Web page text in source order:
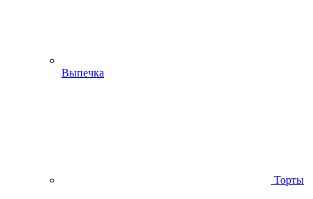
Выпечка
Торты